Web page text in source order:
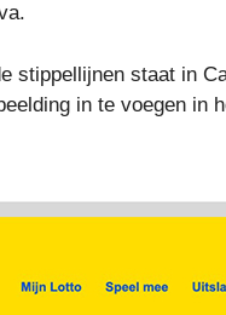
stippellijnen staat in
in te voegen in